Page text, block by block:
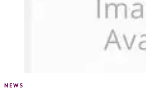
NEWS